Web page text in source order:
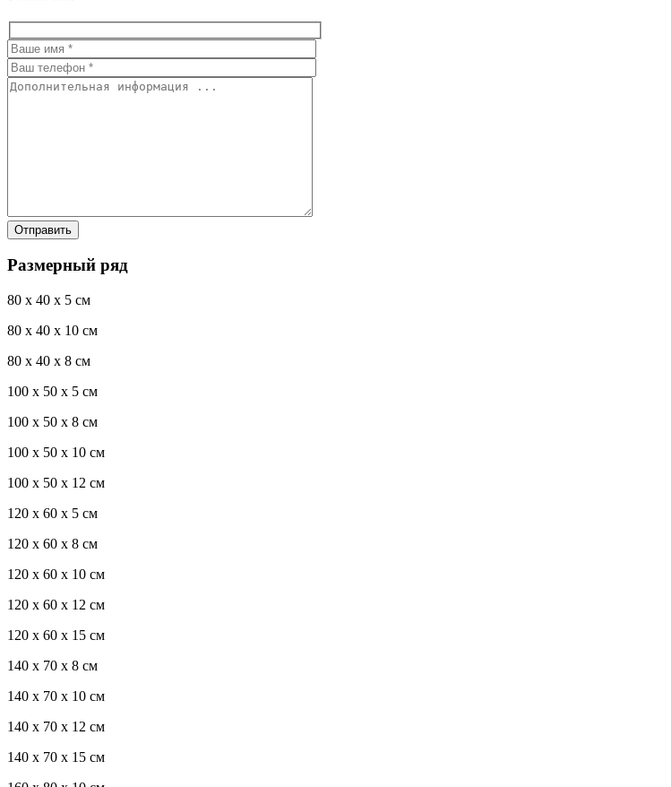
Размерный ряд
80 x 40 x 5 см
80 x 40 x 10 см
80 x 40 x 8 см
100 x 50 x 5 см
100 х 50 х 8 см
100 x 50 x 10 см
100 x 50 x 12 см
120 x 60 x 5 см
120 x 60 x 8 см
120 x 60 x 10 см
120 x 60 x 12 см
120 x 60 x 15 см
140 x 70 x 8 см
140 x 70 x 10 см
140 x 70 x 12 см
140 x 70 x 15 см